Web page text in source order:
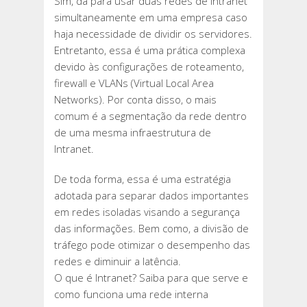
simultaneamente em uma empresa caso
haja necessidade de dividir os servidores.
Entretanto, essa é uma prática complexa
devido às configurações de roteamento,
firewall e VLANs (Virtual Local Area
Networks). Por conta disso, o mais
comum é a segmentação da rede dentro
de uma mesma infraestrutura de
Intranet.
De toda forma, essa é uma estratégia
adotada para separar dados importantes
em redes isoladas visando a segurança
das informações. Bem como, a divisão de
tráfego pode otimizar o desempenho das
redes e diminuir a latência.
O que é Intranet? Saiba para que serve e
como funciona uma rede interna